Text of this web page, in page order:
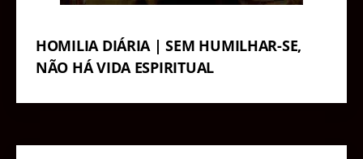
HOMILIA DIÁRIA | SEM HUMILHAR-SE,
NÃO HÁ VIDA ESPIRITUAL